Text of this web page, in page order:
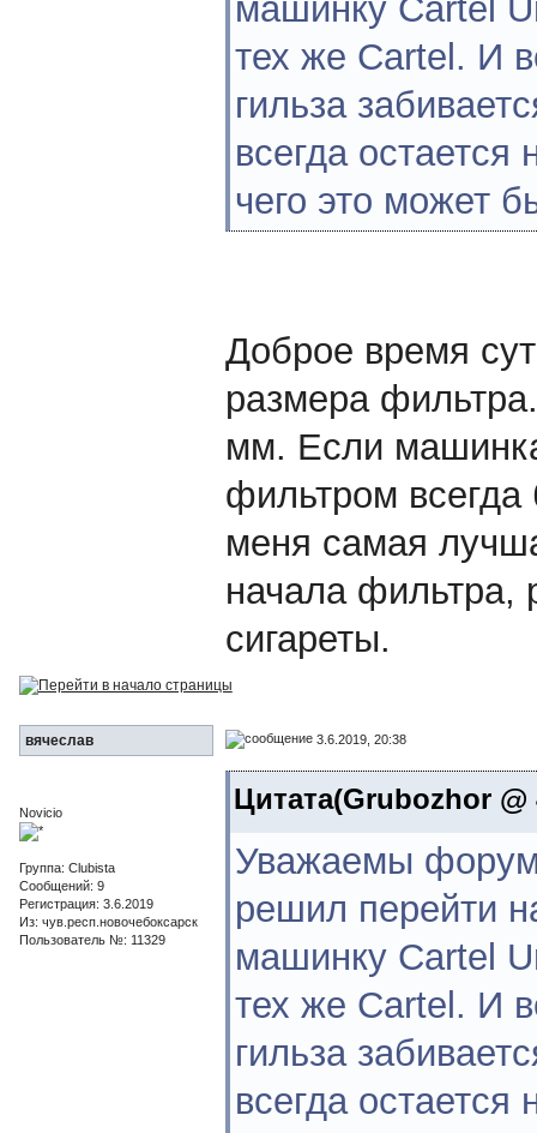
машинку Cartel
тех же Cartel. И
гильза
всегда остается
чего это может
Доброе время
размера
мм. Если
фильтром всегда
меня самая
начала фильтра,
сигареты.
вячеслав 3.6.2019, 20:38
Novicio
Группа: Clubista
Сообщений: 9
Регистрация: 3.6.2019
Из: чув.респ.новочебоксарск
Пользователь №: 11329
Цитата(Grubozhor @
Уважаемы
решил перейти
машинку Cartel
тех же Cartel. И
гильза
всегда остается